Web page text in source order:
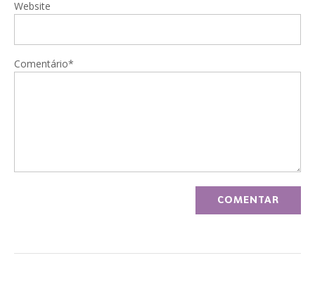
Website
Comentário*